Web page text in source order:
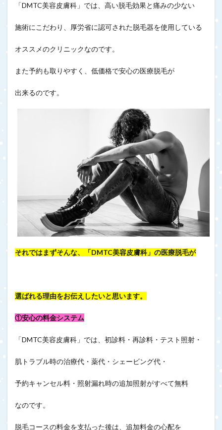
「DMTC美容皮膚科」では、高い脱毛効果と痛みの少ない
施術にこだわり、厚労省に認可された脱毛器を使用している
オススメのクリニックなのです。
また予約も取りやすく、低価格で安心の医療脱毛が
出来るのです。
それではまずそんな、「DMTC美容皮膚科」の医療脱毛が
選ばれる理由をお伝えしたいと思います。
①安心の料金システム
「DMTC美容皮膚科」では、初診料・再診料・テスト照射・
肌トラブル時の治療代・薬代・シェービング代・
予約キャンセル料・照射漏れ時の追加照射がすべて無料
なのです。
脱毛コースの料金を支払った後は、追加料金の心配を